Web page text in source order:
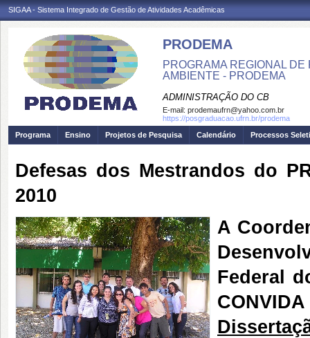
SIGAA - Sistema Integrado de Gestão de Atividades Acadêmicas
PRODEMA
PROGRAMA REGIONAL
AMBIENTE - PRODEMA
ADMINISTRAÇÃO DO CB
E-mail: prodemaufrn@yahoo.com.br
https://posgraduacao.ufrn.br/prodema
Programa
Ensino Projetos de Pesquisa Calendário Processos
Defesas dos Mestrandos do
2010
A
Federal
CONVIDA